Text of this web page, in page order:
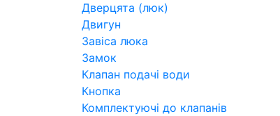
Дверцята (люк)
Двигун
Завіса люка
Замок
Клапан подачі води
Кнопка
Комплектуючі до клапанів